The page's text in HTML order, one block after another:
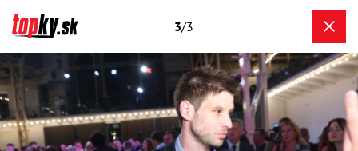
3/3